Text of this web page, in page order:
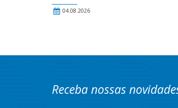
04.08.2026
Receba nossas